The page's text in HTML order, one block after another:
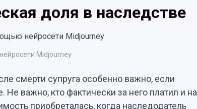
доля в наследстве
Midjourney
смерти супруга особенно важно, если
важно, кто фактически за него платил и на
приобреталась, когда наследодатель